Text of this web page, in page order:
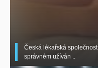
Česká lékařská
správném užíván ..